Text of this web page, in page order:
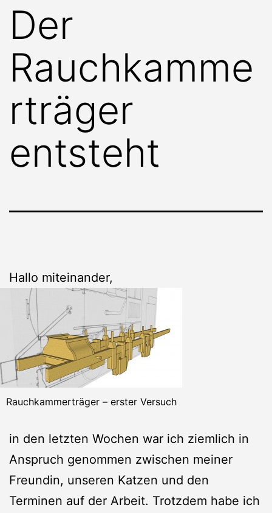
Der
Rauchkamme
rträger
entsteht
Hallo miteinander,
Rauchkammerträger – erster Versuch
in den letzten Wochen war ich ziemlich in
Anspruch genommen zwischen meiner
Freundin, unseren Katzen und den
Terminen auf der Arbeit. Trotzdem habe ich